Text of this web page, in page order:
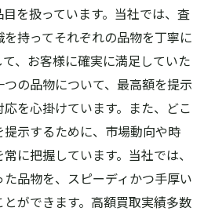
を扱っています。当社では、査
持ってそれぞれの品物を丁寧に
、お客様に確実に満足していた
の品物について、最高額を提示
を心掛けています。また、どこ
示するために、市場動向や時
に把握しています。当社では、
品物を、スピーディかつ手厚い
ができます。高額買取実績多数